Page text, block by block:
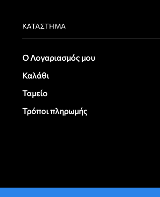
ΚΑΤΆΣΤΗΜΑ
Ο Λογαριασμός μου
Καλάθι
Ταμείο
Τρόποι πληρωμής